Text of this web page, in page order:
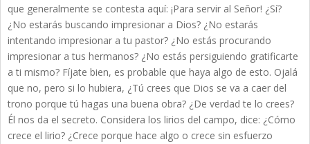
que generalmente se contesta aquí: ¡Para servir al Señor! ¿Sí?
¿No estarás buscando impresionar a Dios? ¿No estarás
intentando impresionar a tu pastor? ¿No estás procurando
impresionar a tus hermanos? ¿No estás persiguiendo gratificarte
a ti mismo? Fíjate bien, es probable que haya algo de esto. Ojalá
que no, pero si lo hubiera, ¿Tú crees que Dios se va a caer del
trono porque tú hagas una buena obra? ¿De verdad te lo crees?
Él nos da el secreto. Considera los lirios del campo, dice: ¿Cómo
crece el lirio? ¿Crece porque hace algo o crece sin esfuerzo